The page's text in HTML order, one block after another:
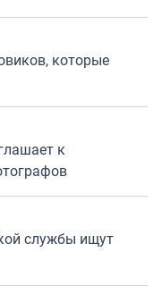
которые
к
службы ищут